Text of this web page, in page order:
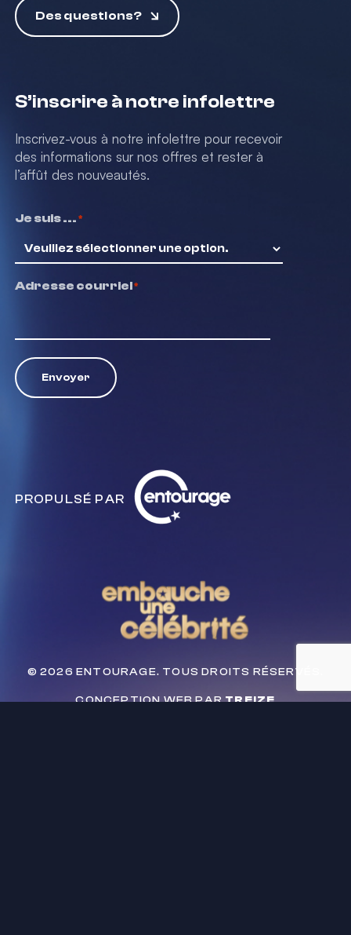
Des questions?
S’inscrire à notre infolettre
Inscrivez-vous à notre infolettre pour recevoir
des informations sur nos offres et rester à
l’affût des nouveautés.
Je suis ... *
Adresse courriel*
Envoyer
PROPULSÉ PAR
© 2026 ENTOURAGE. TOUS DROITS RÉSERVÉS.
CONCEPTION WEB PARTREIZE